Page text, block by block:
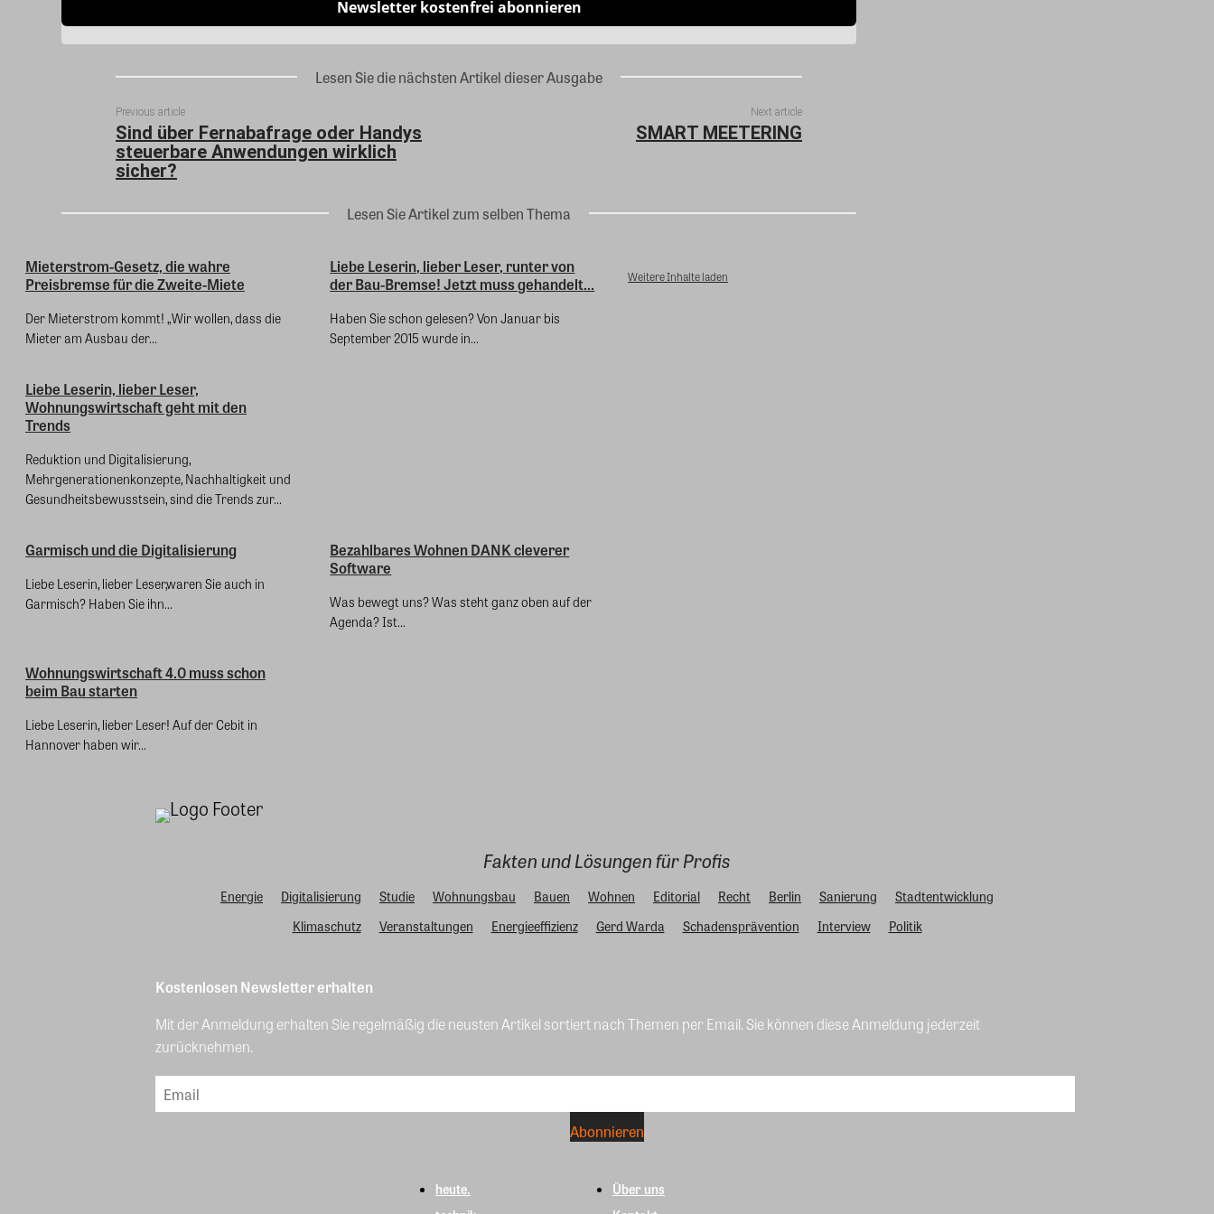
Newsletter kostenfrei abonnieren
Lesen Sie die nächsten Artikel dieser Ausgabe
Previous article
Sind über Fernabafrage oder Handys
steuerbare Anwendungen wirklich
sicher?
Next article
SMART MEETERING
Lesen Sie Artikel zum selben Thema
Mieterstrom-Gesetz, die wahre
Preisbremse für die Zweite-Miete
Der Mieterstrom kommt! „Wir wollen, dass die
Mieter am Ausbau der...
Liebe Leserin, lieber Leser, runter von
der Bau-Bremse! Jetzt muss gehandelt...
Haben Sie schon gelesen? Von Januar bis
September 2015 wurde in...
Liebe Leserin, lieber Leser,
Wohnungswirtschaft geht mit den
Trends
Reduktion und Digitalisierung,
Mehrgenerationenkonzepte, Nachhaltigkeit und
Gesundheitsbewusstsein, sind die Trends zur...
Garmisch und die Digitalisierung
Liebe Leserin, lieber Leser,waren Sie auch in
Garmisch? Haben Sie ihn...
Bezahlbares Wohnen DANK cleverer
Software
Was bewegt uns? Was steht ganz oben auf der
Agenda? Ist...
Wohnungswirtschaft 4.0 muss schon
beim Bau starten
Liebe Leserin, lieber Leser! Auf der Cebit in
Hannover haben wir...
Weitere Inhalte laden
Fakten und Lösungen für Profis
Energie Digitalisierung Studie Wohnungsbau Bauen Wohnen Editorial Recht Berlin Sanierung
Stadtentwicklung
Klimaschutz
Veranstaltungen Energieeffizienz Gerd Warda Schadensprävention Interview Politik
Kostenlosen Newsletter erhalten
Mit der Anmeldung erhalten Sie regelmäßig die neusten Artikel sortiert nach Themen per Email. Sie können diese Anmeldung jederzeit
zurücknehmen.
heute.
Über uns